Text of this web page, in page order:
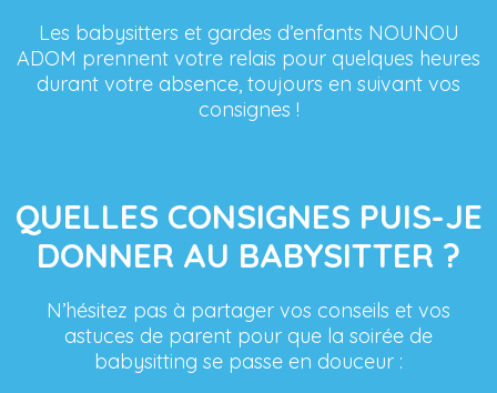
Les babysitters et gardes d’enfants NOUNOU
ADOM prennent votre relais pour quelques heures
durant votre absence, toujours en suivant vos
consignes !
QUELLES CONSIGNES PUIS-JE
DONNER AU BABYSITTER ?
N’hésitez pas à partager vos conseils et vos
astuces de parent pour que la soirée de
babysitting se passe en douceur :